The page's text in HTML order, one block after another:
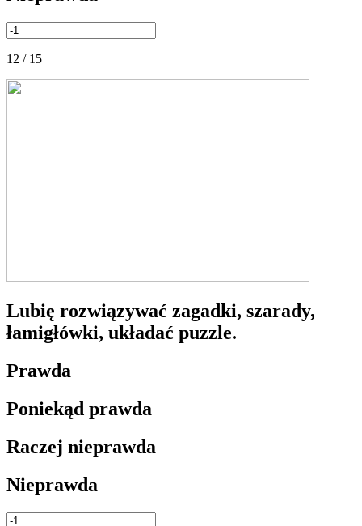
12 / 15
Lubię rozwiązywać zagadki, szarady,
łamigłówki, układać puzzle.
Prawda
Poniekąd prawda
Raczej nieprawda
Nieprawda